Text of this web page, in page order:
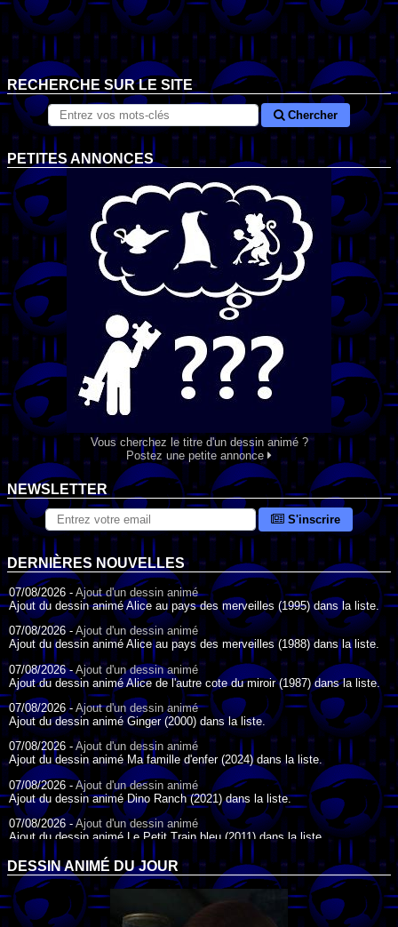
RECHERCHE SUR LE SITE
Chercher
PETITES ANNONCES
Vous cherchez le titre d'un dessin animé ?
Postez une petite annonce
NEWSLETTER
S'inscrire
DERNIÈRES NOUVELLES
07/08/2026 - Ajout d'un dessin animé
Ajout du dessin animé Alice au pays des merveilles (1995) dans la liste.
07/08/2026 -Ajout d'un dessin animé
Ajout du dessin animé Alice au pays des merveilles (1988) dans la liste.
07/08/2026 -Ajout d'un dessin animé
Ajout du dessin animé Alice de l'autre cote du miroir (1987) dans la liste.
07/08/2026 - Ajout d'un dessin animé
Ajout du dessin animé Ginger (2000) dans la liste.
07/08/2026 - Ajout d'un dessin animé
Ajout du dessin animé Ma famille d'enfer (2024) dans la liste.
07/08/2026 -Ajout d'un dessin animé
Ajout du dessin animé Dino Ranch (2021) dans la liste.
07/08/2026 -Ajout d'un dessin animé
Ajout du dessin animé Le Petit Train bleu (2011) dans la liste.
07/08/2026 -Ajout d'un dessin animé
Ajout du dessin animé Agent Spécial Oso (2009) dans la liste.
17/07/2026 -
Ajout d'un dessin animé
Ajout du dessin animé Peter Pan (1988) dans la liste.
DESSIN ANIMÉ DU JOUR